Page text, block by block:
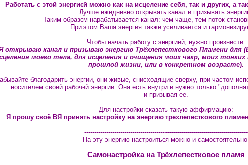
Работать с этой энергией можно как на исцеление себя, так и других, а
Лучше ежедневно открывать канал и призывать
Таким образом нарабатывается канал: чем чаще, тем поток
При этом Ваша энергия также усиливается и
Чтобы начать работу с энергией, нужно произнести:
открываю канал и призываю энергию Трёхлепесткового Пламени для
моего тела, для исцеления и очищения моих чакр, моих
прошлой жизни, или в конкретном возрасте).
благодарить энергии, они живые, снисходящие сверху, при частом
носителем своей рабочей энергии. Она есть внутри и нужно только
и призывая ее.
Для настройки сказать такую аффирмацию:
Я прошу своё ВЯ принять настройку на энергию трехлепесткового
----------------------------------------------------------------------------------
На эту энергию настроиться можно и самостоятельно.
Самонастройка на Трёхлепестковое пламя